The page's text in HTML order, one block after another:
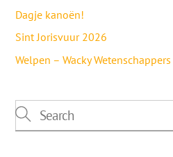
Dagje kanoën!
Sint Jorisvuur 2026
Welpen – Wacky